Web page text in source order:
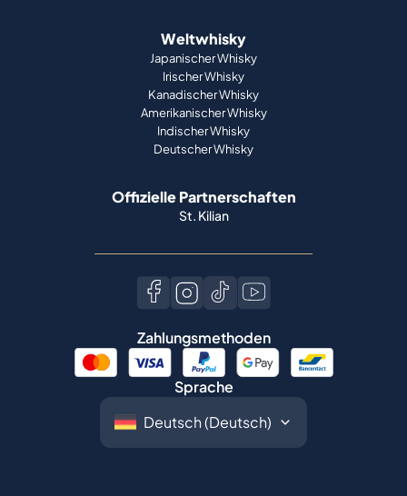
Weltwhisky
Japanischer Whisky
Irischer Whisky
Kanadischer Whisky
Amerikanischer Whisky
Indischer Whisky
Deutscher Whisky
Offizielle Partnerschaften
St. Kilian
Zahlungsmethoden
Sprache